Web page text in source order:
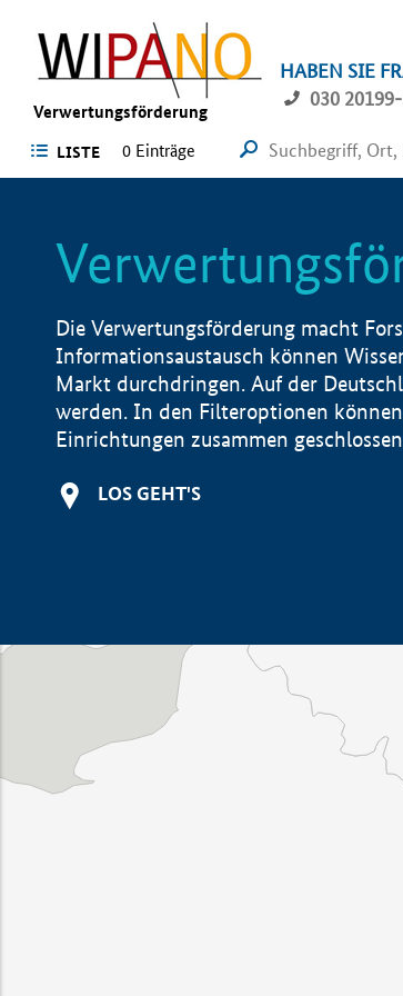
Verwertungsförderung
HABEN SIE
030
LISTE 0 Einträge
Die Verwertungsförderung macht
Informationsaustausch können
Markt durchdringen. Auf der
werden. In den Filteroptionen
Einrichtungen zusammen
LOS GEHT'S